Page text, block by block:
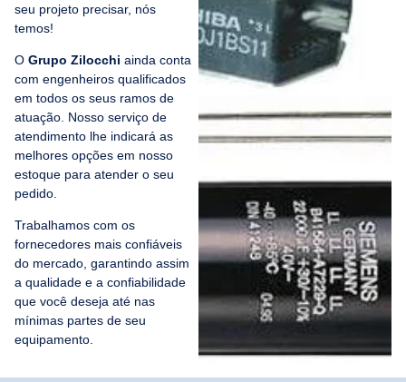
seu projeto precisar, nós
temos!
O Grupo Zilocchi ainda conta
com engenheiros qualificados
em todos os seus ramos de
atuação. Nosso serviço de
atendimento lhe indicará as
melhores opções em nosso
estoque para atender o seu
pedido.
Trabalhamos com os
fornecedores mais confiáveis
do mercado, garantindo assim
a qualidade e a confiabilidade
que você deseja até nas
mínimas partes de seu
equipamento.